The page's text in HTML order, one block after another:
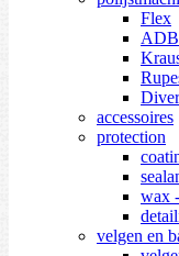
Flex
accessoires
protection
wax
velgen en